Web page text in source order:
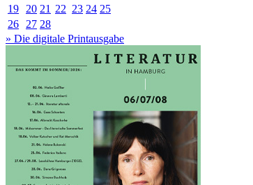
19
20 21 22 23 24 25
26
27 28
» Die digitale Printausgabe